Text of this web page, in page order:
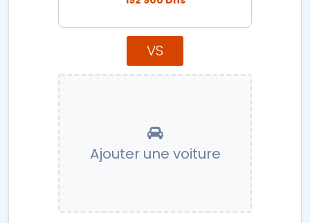
VS
Ajouter une voiture